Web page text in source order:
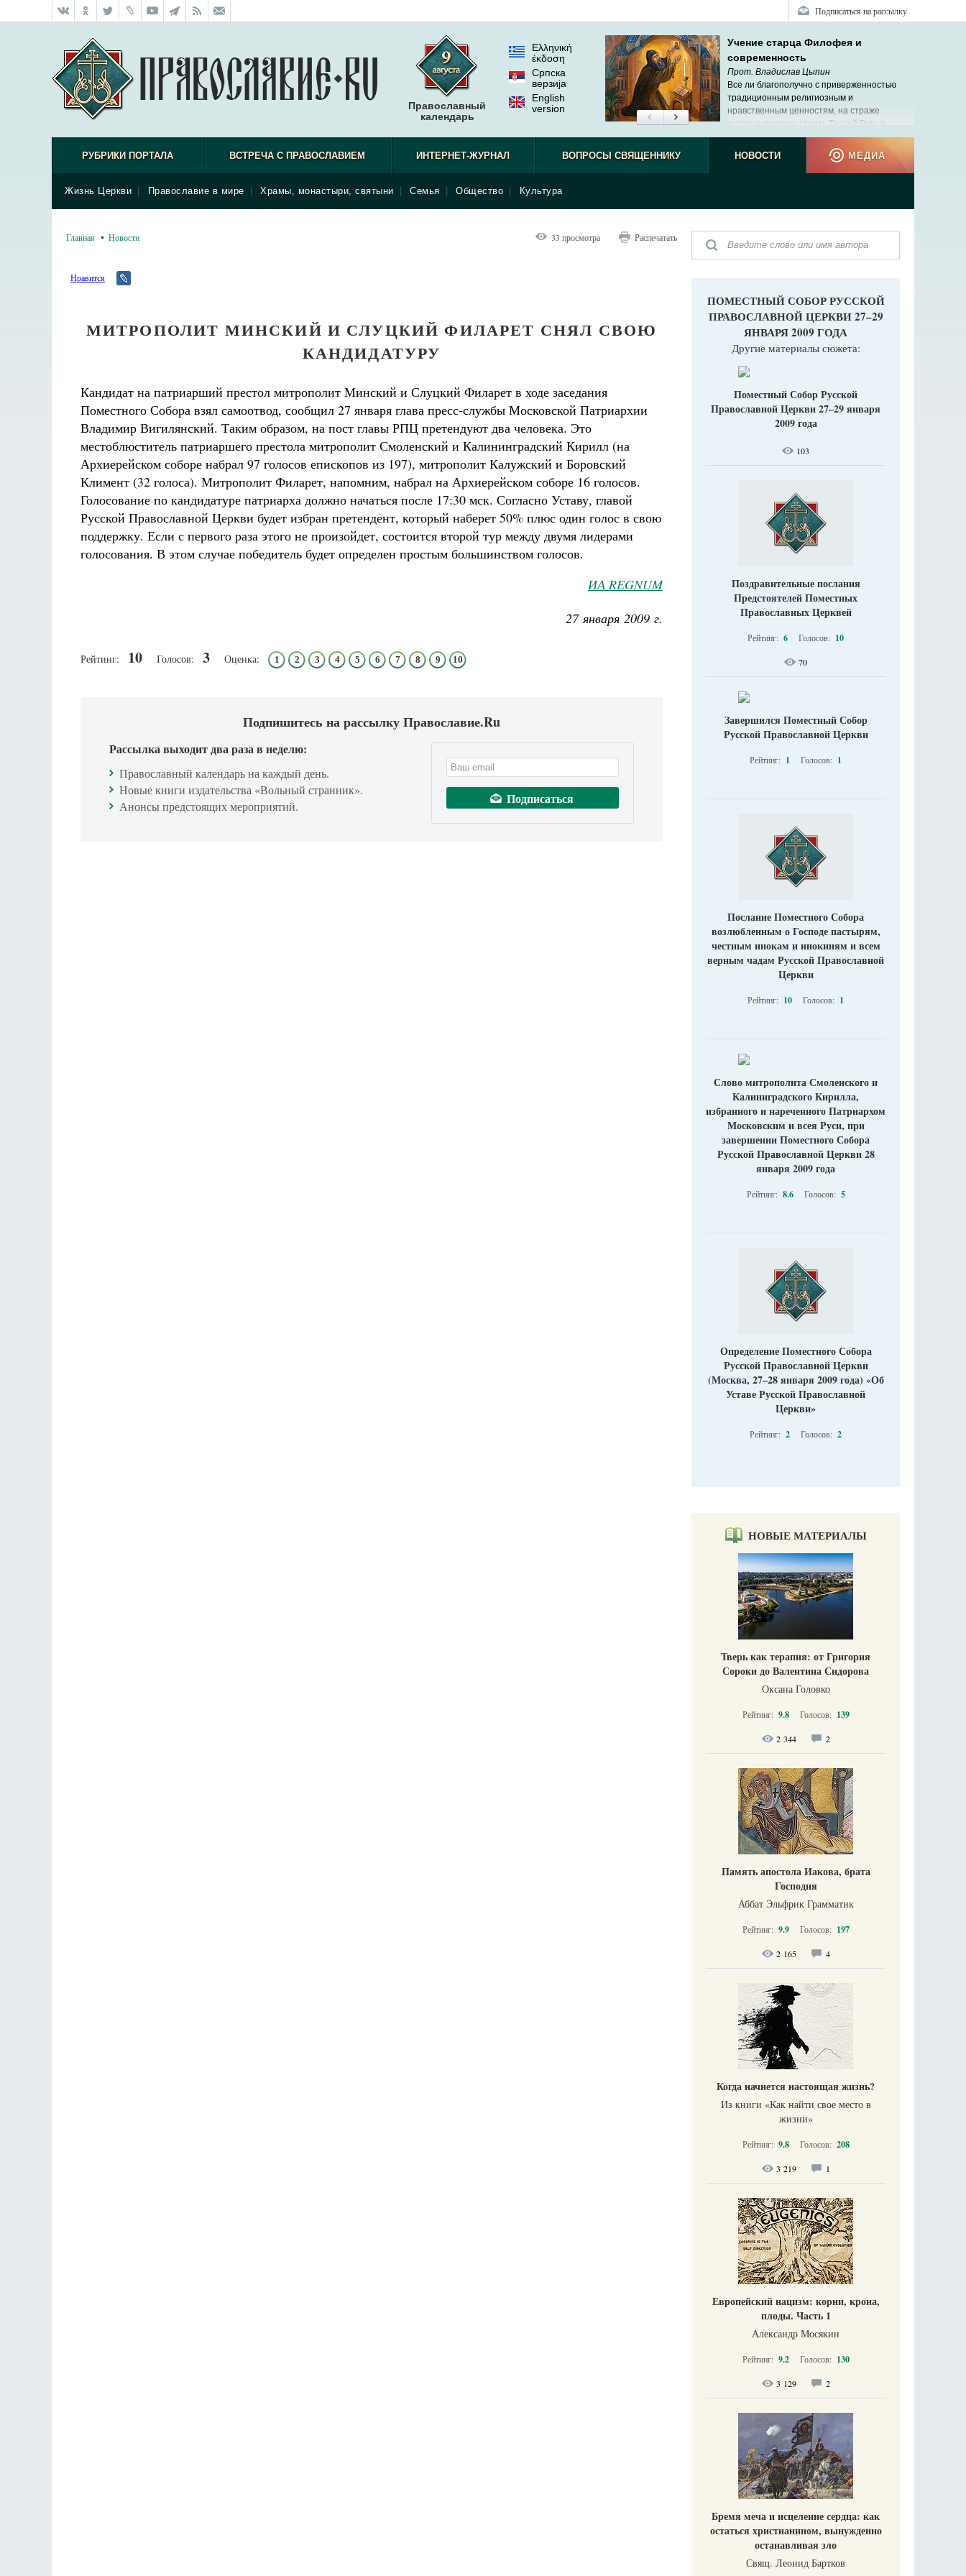
Подписаться на рассылку
Православный
календарь
Ελληνική
έκδοση
Српска
верзиjа
English
version
Учение старца Филофея и
современность
Прот. Владислав Цыпин
Все ли благополучно с приверженностью
традиционным религиозным и
нравственным ценностям, на страже
которых призван стоять Третий Рим, в
современной России?
РУБРИКИ ПОРТАЛА ВСТРЕЧА С ПРАВОСЛАВИЕМ ИНТЕРНЕТ-ЖУРНАЛ ВОПРОСЫ СВЯЩЕННИКУ НОВОСТИ
Жизнь Церкви Православие в мире Храмы, монастыри, святыни Семья Общество Культура
МЕДИА
Главная Новости 33 просмотра Распечатать
Нравится
МИТРОПОЛИТ МИНСКИЙ И СЛУЦКИЙ ФИЛАРЕТ СНЯЛ СВОЮ
КАНДИДАТУРУ
Кандидат на патриарший престол митрополит Минский и Слуцкий Филарет в ходе заседания
Поместного Собора взял самоотвод, сообщил 27 января глава пресс-службы Московской Патриархии
Владимир Вигилянский. Таким образом, на пост главы РПЦ претендуют два человека. Это
местоблюститель патриаршего престола митрополит Смоленский и Калининградский Кирилл (на
Архиерейском соборе набрал 97 голосов епископов из 197), митрополит Калужский и Боровский
Климент (32 голоса). Митрополит Филарет, напомним, набрал на Архиерейском соборе 16 голосов.
Голосование по кандидатуре патриарха должно начаться после 17:30 мск. Согласно Уставу, главой
Русской Православной Церкви будет избран претендент, который наберет 50% плюс один голос в свою
поддержку. Если с первого раза этого не произойдет, состоится второй тур между двумя лидерами
голосования. В этом случае победитель будет определен простым большинством голосов.
ИА REGNUM
27 января 2009 г.
Рейтинг: 10 Голосов: 3 Оценка: 1 2 3 4 5 6 7 8 9 10
Подпишитесь на рассылку Православие.Ru
Рассылка выходит два раза в неделю:
Православный календарь на каждый день.
Новые книги издательства «Вольный странник».
Анонсы предстоящих мероприятий.
ПОМЕСТНЫЙ СОБОР РУССКОЙ
ПРАВОСЛАВНОЙ ЦЕРКВИ 27–29
ЯНВАРЯ 2009 ГОДА
Другие материалы сюжета:
Поместный Собор Русской
Православной Церкви 27–29 января
2009 года
103
Поздравительные послания
Предстоятелей Поместных
Православных Церквей
Рейтинг: 6 Голосов: 10
70
Завершился Поместный Собор
Русской Православной Церкви
Рейтинг: 1 Голосов: 1
Послание Поместного Собора
возлюбленным о Господе пастырям,
честным инокам и инокиням и всем
верным чадам Русской Православной
Церкви
Рейтинг: 10 Голосов: 1
Слово митрополита Смоленского и
Калиниградского Кирилла,
избранного и нареченного Патриархом
Московским и всея Руси, при
завершении Поместного Собора
Русской Православной Церкви 28
января 2009 года
Рейтинг: 8.6 Голосов: 5
Определение Поместного Собора
Русской Православной Церкви
(Москва, 27–28 января 2009 года) «Об
Уставе Русской Православной
Церкви»
Рейтинг: 2 Голосов: 2
НОВЫЕ МАТЕРИАЛЫ
Тверь как терапия: от Григория
Сороки до Валентина Сидорова
Оксана Головко
Рейтинг: 9.8 Голосов: 139
2 344 2
Память апостола Иакова, брата
Господня
Аббат Эльфрик Грамматик
Рейтинг: 9.9 Голосов: 197
2 165 4
Когда начнется настоящая жизнь?
Из книги «Как найти свое место в
жизни​»
Рейтинг: 9.8 Голосов: 208
3 219 1
Европейский нацизм: корни, крона,
плоды. Часть 1
Александр Мосякин
Рейтинг: 9.2 Голосов: 130
3 129 2
Бремя меча и исцеление сердца: как
остаться христианином, вынужденно
останавливая зло
Свящ. Леонид Бартков